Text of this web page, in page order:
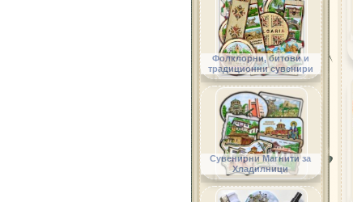
Фолклорни, битови и
традиционни сувенири
Сувенирни Магнити за
Хладилници